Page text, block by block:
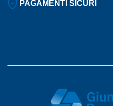
PAGAMENTI SICURI